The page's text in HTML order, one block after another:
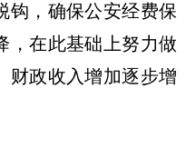
钩，确保公安经费保
，在此基础上努力做
财政收入增加逐步增